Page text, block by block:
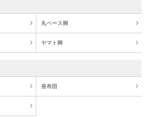
丸ベース脚
ヤマト脚
座布団